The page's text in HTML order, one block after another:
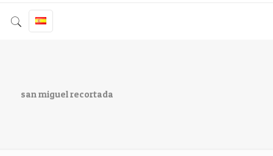
san miguel recortada